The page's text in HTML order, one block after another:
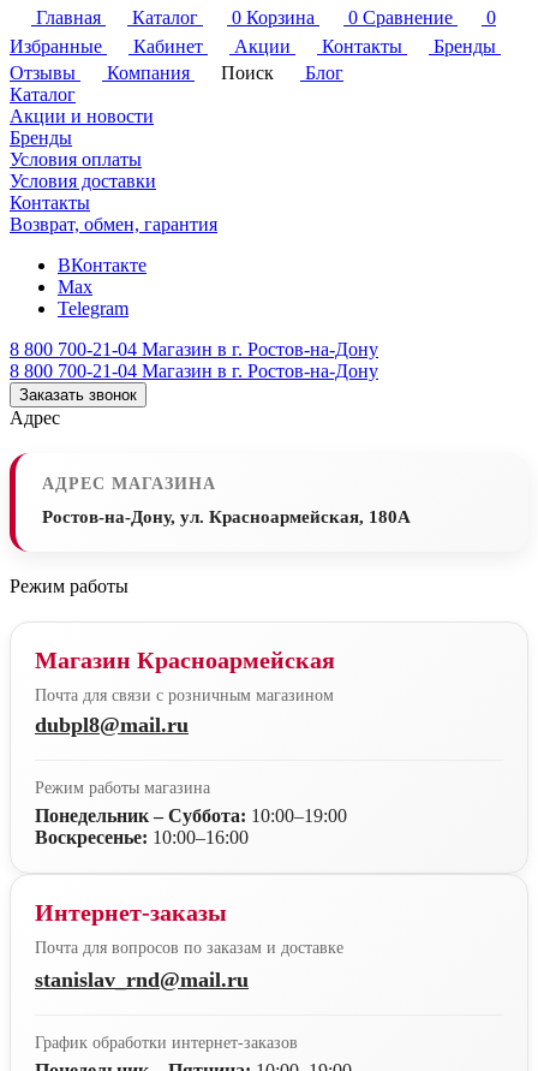
Главная
Каталог 0 Корзина 0 Сравнение
0
Избранные
Кабинет Акции Контакты
Бренды
Отзывы
Компания Поиск
Блог
Каталог
Акции и новости
Бренды
Условия оплаты
Условия доставки
Контакты
Возврат, обмен, гарантия
ВКонтакте
Max
Telegram
8 800 700-21-04 Магазин в г. Ростов-на-Дону
8 800 700-21-04 Магазин в г. Ростов-на-Дону
Заказать звонок
Адрес
АДРЕС МАГАЗИНА
Ростов-на-Дону, ул. Красноармейская, 180А
Режим работы
Магазин Красноармейская
Почта для связи с розничным магазином
dubpl8@mail.ru
Режим работы магазина
Понедельник – Суббота: 10:00–19:00
Воскресенье: 10:00–16:00
Интернет-заказы
Почта для вопросов по заказам и доставке
stanislav_rnd@mail.ru
График обработки интернет-заказов